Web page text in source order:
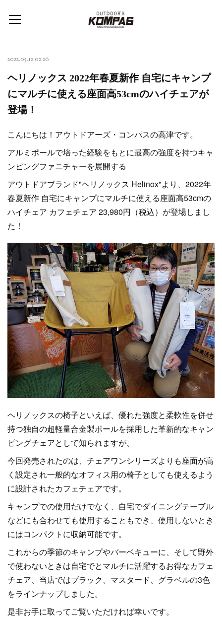
2022.05.12 02:26
ヘリノックス 2022年春夏新作 自宅にキャンプ
にマルチに使える座面高53cmのハイチェアが
登場！
こんにちは！アウトドアーズ・コンパスの高津です。
アルミポールで培った経験をもとに最高の強度を持つキャ
ンピングファニチャーを展開する
アウトドアブランド"ヘリノックス Helinox"より、2022年
春夏新作 自宅にキャンプにマルチに使える座面高53cmの
ハイチェア カフェチェア 23,980円（税込）が登場しまし
た！
ヘリノックスの椅子といえば、優れた強度と柔軟性を併せ
持つ独自の超軽量合金製ポールを採用した革新的なキャン
ピングチェアとして知られますが、
今回発売されたのは、チェアワンシリーズよりも座面が高
く設定され一般的なオフィス用の椅子としても使えるよう
に設計されたカフェチェアです。
キャンプでの使用だけでなく、自宅でダイニングテーブル
などにも合わせても使用することもでき、使用しないとき
にはコンパクトに収納可能です。
これからの季節のキャンプやバーベキューに、そして野外
で使わないときは自宅でとマルチに活躍するお得なカフェ
チェア、当店ではブラック、マスタード、グラベルの3色
をラインナップしました。
是非お手に取ってご覧いただければ幸いです。